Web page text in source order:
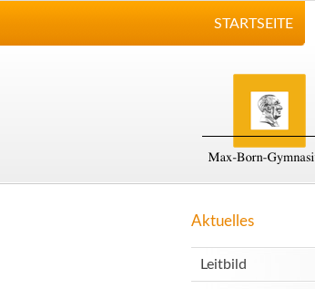
STARTSEITE
Aktuelles
Leitbild